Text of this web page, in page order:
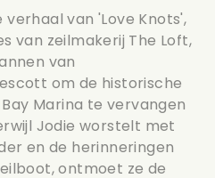
van 'Love Knots',
van zeilmakerij The Loft,
van
om de historische
Marina te vervangen
Jodie worstelt met
en de herinneringen
ontmoet ze de